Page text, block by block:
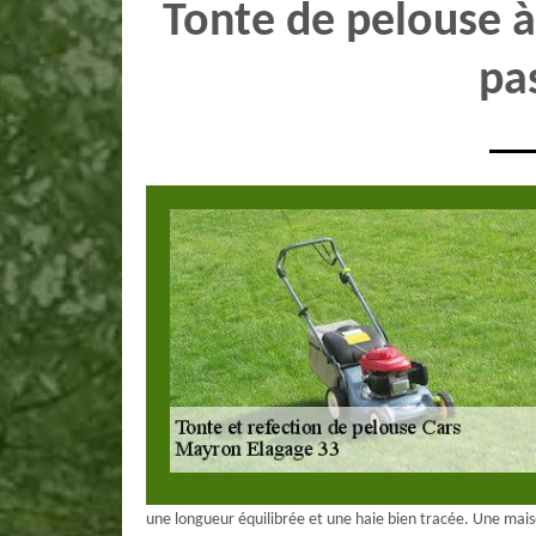
Tonte de pelouse
une longueur équilibrée et une haie bien tracée. Une